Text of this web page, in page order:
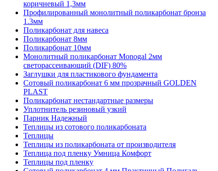
коричневый 1,3мм
Профилированный монолитный поликарбонат бронза
1.3мм
Поликарбонат для навеса
Поликарбонат 8мм
Поликарбонат 10мм
Монолитный поликарбонат Monogal 2мм
светорассеивающий (DIF) 80%
Заглушки для пластикового фундамента
Сотовый поликарбонат 6 мм прозрачный GOLDEN
PLAST
Поликарбонат нестандартные размеры
Уплотнитель резиновый узкий
Парник Надежный
Теплицы из сотового поликарбоната
Теплицы
Теплицы из поликарбоната от производителя
Теплица под пленку Умница Комфорт
Теплицы под пленку